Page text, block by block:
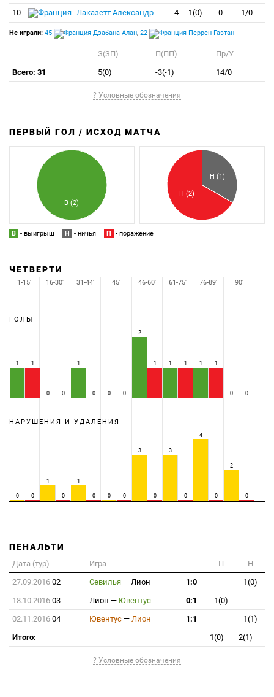
10 Лаказетт Александр 4 1(0) 0 1/0
Не играли: 45 Дзабана Алан, 22 Перрен Гаэтан
З(ЗП) П(ПП)
Пр/У
Всего: 31
5(0) -3(-1) 14/0
? Условные обозначения
ПЕРВЫЙ ГОЛ / ИСХОД МАТЧА
В (2)
Н (1)
П (2)
В - выигрыш Н - ничья П - поражение
ЧЕТВЕРТИ
ГОЛЫ
1 1
0 0
1
0 0 0
2
1 1 1 1 1
0 0
НАРУШЕНИЯ И УДАЛЕНИЯ
0 0
1
0
1
0 0 0
3
0
3
0
4
0
2
0
1-15' 16-30' 31-44' 45' 46-60' 61-75' 76-89' 90'
ПЕНАЛЬТИ
Дата (тур) Игра П
Н
27.09.2016 02 Севилья — Лион 1:0
1(0)
18.10.2016 03 Лион — Ювентус 0:1
1(0)
02.11.2016 04 Ювентус — Лион 1:1
1(1)
Итого:
1(0) 2(1)
? Условные обозначения